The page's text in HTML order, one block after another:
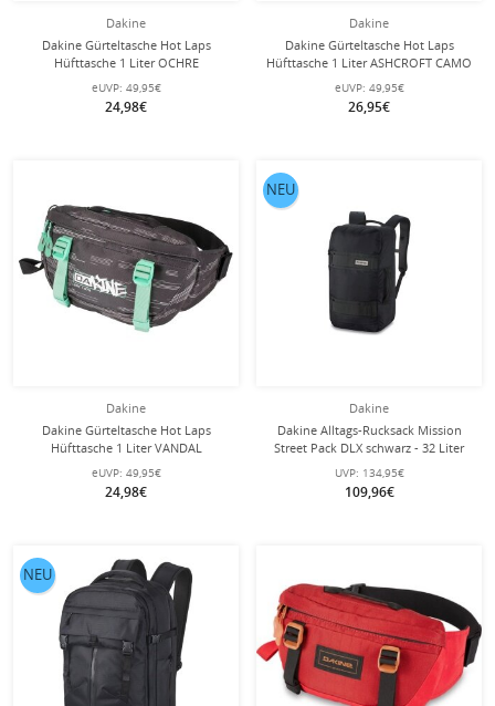
Dakine
Dakine Gürteltasche Hot Laps
Hüfttasche 1 Liter OCHRE
STRIPE/PORT
eUVP: 49,95€
24,98€
Dakine
Dakine Gürteltasche Hot Laps
Hüfttasche 1 Liter ASHCROFT CAMO
grau/camo
eUVP: 49,95€
26,95€
Dakine
Dakine Gürteltasche Hot Laps
Hüfttasche 1 Liter VANDAL
schwarz/türkis
eUVP: 49,95€
24,98€
Dakine
Dakine Alltags-Rucksack Mission
Street Pack DLX schwarz - 32 Liter
UVP: 134,95€
109,96€
NEU
NEU